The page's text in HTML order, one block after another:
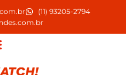
(11) 93205-2794